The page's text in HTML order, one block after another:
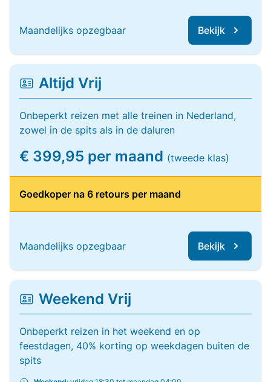
Maandelijks opzegbaar Bekijk
Altijd Vrij
Onbeperkt reizen met alle treinen in Nederland,
zowel in de spits als in de daluren
€ 399,95 per maand (tweede klas)
Goedkoper na 6 retours per maand
Maandelijks opzegbaar Bekijk
Weekend Vrij
Onbeperkt reizen in het weekend en op
feestdagen, 40% korting op weekdagen buiten de
spits